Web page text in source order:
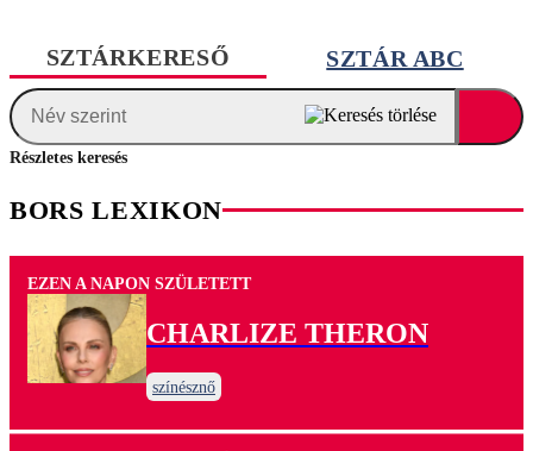
SZTÁRKERESŐ SZTÁR ABC
Részletes keresés
BORS LEXIKON
EZEN A NAPON SZÜLETETT
CHARLIZE THERON
színésznő